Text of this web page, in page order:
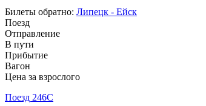
Билеты обратно: Липецк - Ейск
Поезд
Отправление
В пути
Прибытие
Вагон
Цена за взрослого
Поезд 246С